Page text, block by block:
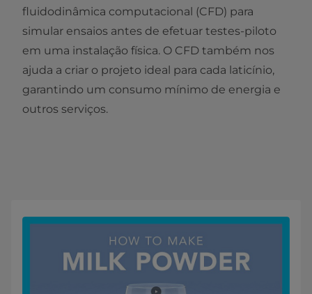
fluidodinâmica computacional (CFD) para
simular ensaios antes de efetuar testes-piloto
em uma instalação física. O CFD também nos
ajuda a criar o projeto ideal para cada laticínio,
garantindo um consumo mínimo de energia e
outros serviços.​​